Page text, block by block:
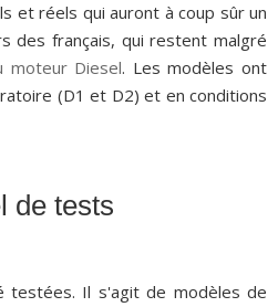
et réels qui auront à coup sûr un
des français, qui restent malgré
moteur Diesel. Les modèles ont
(D1 et D2) et en conditions
de tests
testées. Il s'agit de modèles de